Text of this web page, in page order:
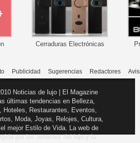
Cerraduras Electrónicas
Publicidad Sugerencias Redactores
Noticias de lujo | El Magazine
últimas tendencias en Belleza,
Hoteles, Restaurantes, Eventos,
Moda, Joyas, Relojes, Cultura,
mejor Estilo de Vida. La web de
por los amantes del lujo y la